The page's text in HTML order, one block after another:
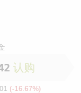
认购
(-16.67%)